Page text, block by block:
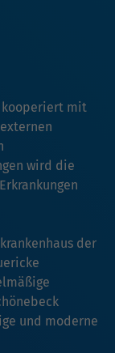
kooperiert mit
wird die
der
und moderne